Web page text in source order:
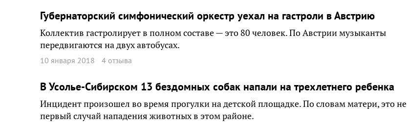
Губернаторский симфонический оркестр уехал на гастроли в Австрию
Коллектив гастролирует в полном составе — это 80 человек. По Австрии музыканты
передвигаются на двух автобусах.
10 января 2018 4 отзыва
В Усолье-Сибирском 13 бездомных собак напали на трехлетнего ребенка
Инцидент произошел во время прогулки на детской площадке. По словам матери, это не
первый случай нападения животных в этом районе.